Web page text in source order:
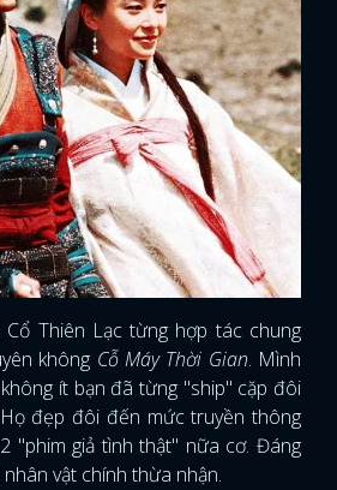
Thiên Lạc từng hợp tác chung
không Cỗ Máy Thời Gian. Mình
ít bạn đã từng "ship" cặp đôi
đẹp đôi đến mức truyền thông
"phim giả tình thật" nữa cơ. Đáng
vật chính thừa nhận.